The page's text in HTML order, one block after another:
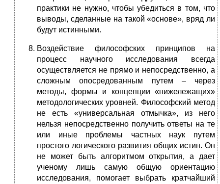
практики не нужно, чтобы убедиться в том, что
выводы, сделанные на такой «основе», вряд ли
будут истинными.
Воздействие философских принципов на
процесс научного исследования всегда
осуществляется не прямо и непосредственно, а
сложным опосредованным путем – через
методы, формы и концепции «нижележащих»
методологических уровней. Философский метод
не есть «универсальная отмычка», из него
нельзя непосредственно получить ответы на те
или иные проблемы частных наук путем
простого логического развития общих истин. Он
не может быть алгоритмом открытия, а дает
ученому лишь самую общую ориентацию
исследования, помогает выбрать кратчайший